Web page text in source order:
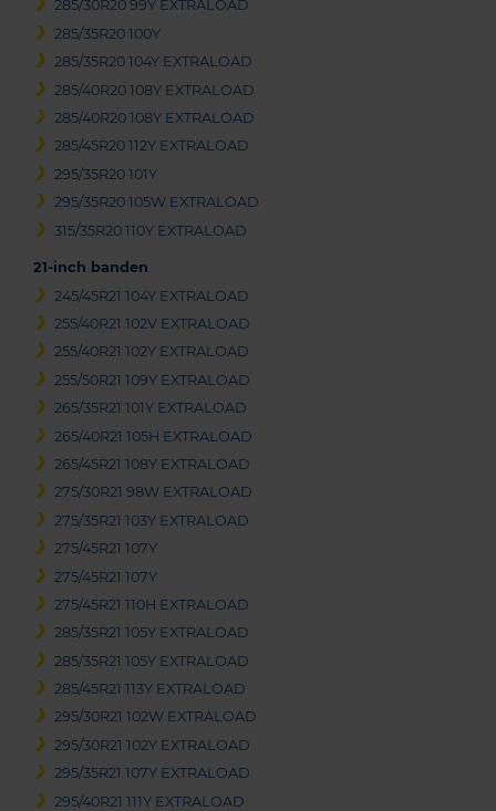
285/30R20 99Y EXTRALOAD
285/35R20 100Y
285/35R20 104Y EXTRALOAD
285/40R20 108Y EXTRALOAD
285/40R20 108Y EXTRALOAD
285/45R20 112Y EXTRALOAD
295/35R20 101Y
295/35R20 105W EXTRALOAD
315/35R20 110Y EXTRALOAD
21-inch banden
245/45R21 104Y EXTRALOAD
255/40R21 102V EXTRALOAD
255/40R21 102Y EXTRALOAD
255/50R21 109Y EXTRALOAD
265/35R21 101Y EXTRALOAD
265/40R21 105H EXTRALOAD
265/45R21 108Y EXTRALOAD
275/30R21 98W EXTRALOAD
275/35R21 103Y EXTRALOAD
275/45R21 107Y
275/45R21 107Y
275/45R21 110H EXTRALOAD
285/35R21 105Y EXTRALOAD
285/35R21 105Y EXTRALOAD
285/45R21 113Y EXTRALOAD
295/30R21 102W EXTRALOAD
295/30R21 102Y EXTRALOAD
295/35R21 107Y EXTRALOAD
295/40R21 111Y EXTRALOAD